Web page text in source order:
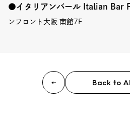
●イタリアンバール Italian Bar
ンフロント大阪 南館7F
Back to